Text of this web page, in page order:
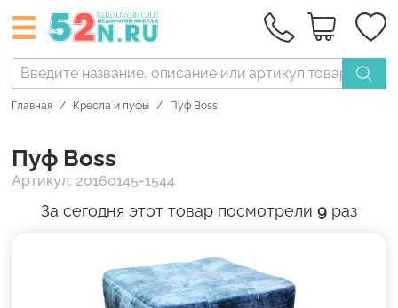
Главная Кресла и пуфы Пуф Boss
Пуф Boss
Артикул: 20160145-1544
За сегодня этот товар посмотрели 9раз